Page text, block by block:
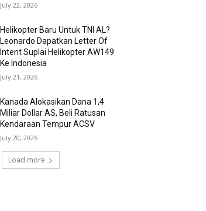
July 22, 2026
Helikopter Baru Untuk TNI AL?
Leonardo Dapatkan Letter Of
Intent Suplai Helikopter AW149
Ke Indonesia
July 21, 2026
Kanada Alokasikan Dana 1,4
Miliar Dollar AS, Beli Ratusan
Kendaraan Tempur ACSV
July 20, 2026
Load more